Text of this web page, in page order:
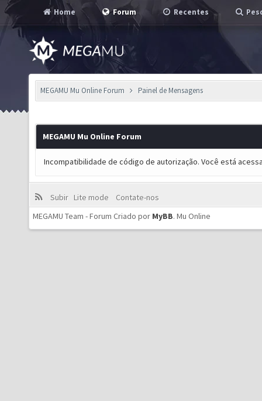
Home Forum Recentes
MEGAMU Mu Online Forum Painel de Mensagens
MEGAMU Mu Online Forum
Incompatibilidade de código de autorização. Você está
Subir Lite mode
Contate-nos
MEGAMU Team - Forum Criado por MyBB. Mu Online